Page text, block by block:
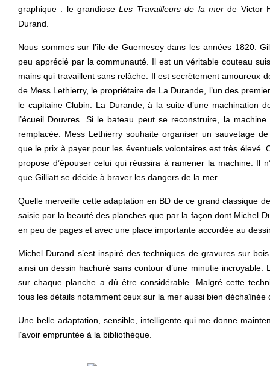
graphique : le grandioseLes Travailleurs de la mer de Victor
Durand.
Nous sommes sur l’île de Guernesey dans les années 1820.
peu apprécié par la communauté. Il est un véritable couteau
mains qui travaillent sans relâche. Il est secrètement amoureux
de Mess Lethierry, le propriétaire de La Durande, l’un des
le capitaine Clubin. La Durande, à la suite d’une machination
l’écueil Douvres. Si le bateau peut se reconstruire, la
remplacée. Mess Lethierry souhaite organiser un sauvetage
que le prix à payer pour les éventuels volontaires est très élevé.
propose d’épouser celui qui réussira à ramener la machine. Il
que Gilliatt se décide à braver les dangers de la mer…
Quelle merveille cette adaptation en BD de ce grand classique
saisie par la beauté des planches que par la façon dont Michel
en peu de pages et avec une place importante accordée au
Michel Durand s’est inspiré des techniques de gravures sur
ainsi un dessin hachuré sans contour d’une minutie incroyable.
sur chaque planche a dû être considérable. Malgré cette
tous les détails notamment ceux sur la mer aussi bien déchaînée
Une belle adaptation, sensible, intelligente qui me donne
l’avoir empruntée à la bibliothèque.